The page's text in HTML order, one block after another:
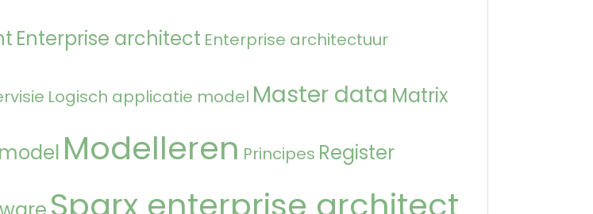
Enterprise architect Enterprise architectuur
Logisch applicatie model Master data Matrix
Modelleren Principes Register